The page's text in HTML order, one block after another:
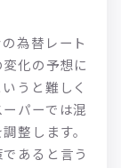
為替レート
化の予想に
うと難しく
パーでは混
整します。
あると言う